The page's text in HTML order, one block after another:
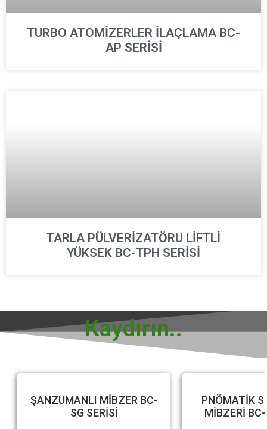
TURBO ATOMİZERLER İLAÇLAMA BC-
AP SERİSİ
TARLA PÜLVERİZATÖRU LİFTLİ
YÜKSEK BC-TPH SERİSİ
Kaydırın..
ŞANZUMANLI MİBZER BC-
SG SERİSİ
PNÖMATİK
MİBZERİ